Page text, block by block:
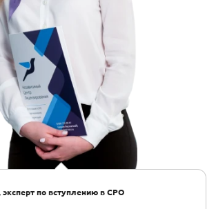
по вступлению в СРО